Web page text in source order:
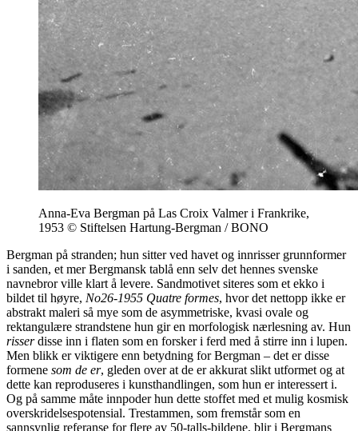
Anna-Eva Bergman på Las Croix Valmer i Frankrike,
1953 © Stiftelsen Hartung-Bergman / BONO
Bergman på stranden; hun sitter ved havet og innrisser grunnformer
i sanden, et mer Bergmansk tablå enn selv det hennes svenske
navnebror ville klart å levere. Sandmotivet siteres som et ekko i
bildet til høyre, No26-1955 Quatre formes, hvor det nettopp ikke er
abstrakt maleri så mye som de asymmetriske, kvasi ovale og
rektangulære strandstene hun gir en morfologisk nærlesning av. Hun
risserdisse inn i flaten som en forsker i ferd med å stirre inn i lupen.
Men blikk er viktigere enn betydning for Bergman – det er disse
formene som de er, gleden over at de er akkurat slikt utformet og at
dette kan reproduseres i kunsthandlingen, som hun er interessert i.
Og på samme måte innpoder hun dette stoffet med et mulig kosmisk
overskridelsespotensial. Trestammen, som fremstår som en
sannsynlig referanse for flere av 50-talls-bildene, blir i Bergmans